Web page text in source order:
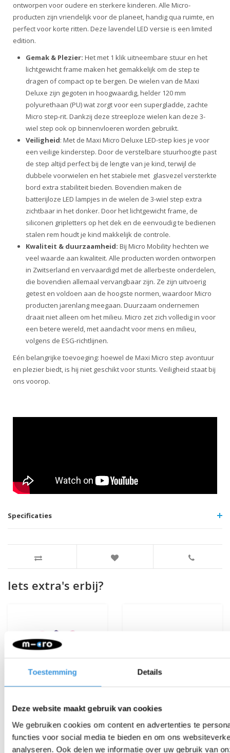
Toestemming Details
Deze website maakt gebruik van cookies
We gebruiken cookies om content en advertenties te
functies voor social media te bieden en om ons
analyseren. Ook delen we informatie over uw gebruik van
ontworpen voor oudere en sterkere kinderen. Alle Micro-
producten zijn vriendelijk voor de planeet, handig qua ruimte, en
perfect voor korte ritten. Deze lavendel LED versie is een limited
edition.
Gemak & Plezier: Het met 1 klik uitneembare stuur en het
lichtgewicht frame maken het gemakkelijk om de step te
dragen of compact op te bergen. De wielen van de Maxi
Deluxe zijn gegoten in hoogwaardig, helder 120 mm
polyurethaan (PU) wat zorgt voor een supergladde, zachte
Micro step-rit. Dankzij deze streeploze wielen kan deze 3-
wiel step ook op binnenvloeren worden gebruikt.
Veiligheid: Met de Maxi Micro Deluxe LED-step kies je voor
een veilige kinderstep. Door de verstelbare stuurhoogte past
de step altijd perfect bij de lengte van je kind, terwijl de
dubbele voorwielen en het stabiele met glasvezel versterkte
bord extra stabiliteit bieden. Bovendien maken de
batterijloze LED lampjes in de wielen de 3-wiel step extra
zichtbaar in het donker. Door het lichtgewicht frame, de
siliconen gripletters op het dek en de eenvoudig te bedienen
stalen rem houdt je kind makkelijk de controle.
Kwaliteit & duurzaamheid: Bij Micro Mobility hechten we
veel waarde aan kwaliteit. Alle producten worden ontworpen
in Zwitserland en vervaardigd met de allerbeste onderdelen,
die bovendien allemaal vervangbaar zijn. Ze zijn uitvoerig
getest en voldoen aan de hoogste normen, waardoor Micro
producten jarenlang meegaan. Duurzaam ondernemen
draait niet alleen om het milieu. Micro zet zich volledig in voor
een betere wereld, met aandacht voor mens en milieu,
volgens de ESG-richtlijnen.
Eén belangrijke toevoeging: hoewel de Maxi Micro step avontuur
en plezier biedt, is hij niet geschikt voor stunts. Veiligheid staat bij
ons voorop.
Specificaties
Iets extra's erbij?